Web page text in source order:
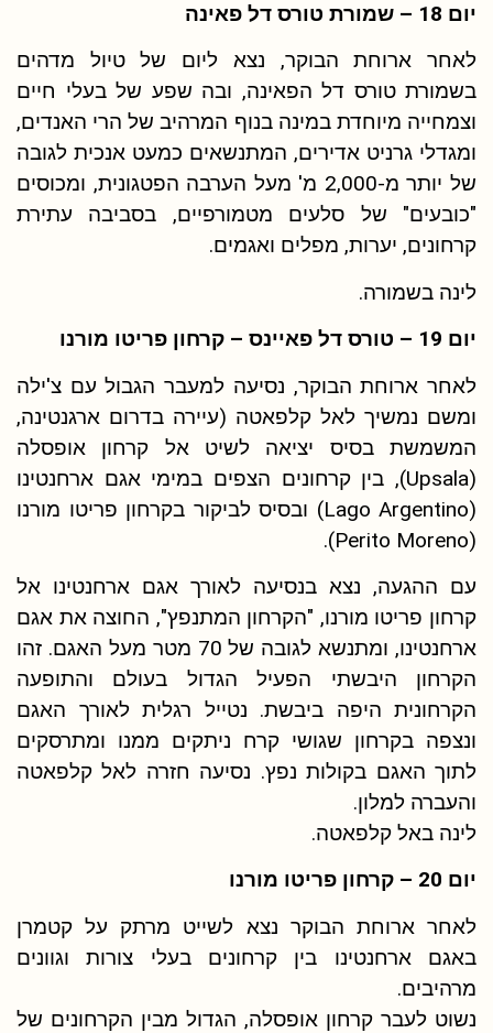
יום 18 – שמורת טורס דל פאינה
לאחר ארוחת הבוקר, נצא ליום של טיול מדהים
בשמורת טורס דל הפאינה, ובה שפע של בעלי חיים
וצמחייה מיוחדת במינה בנוף המרהיב של הרי האנדים,
ומגדלי גרניט אדירים, המתנשאים כמעט אנכית לגובה
של יותר מ-2,000 מ' מעל הערבה הפטגונית, ומכוסים
"כובעים" של סלעים מטמורפיים, בסביבה עתירת
קרחונים, יערות, מפלים ואגמים.
לינה בשמורה.
יום 19 – טורס דל פאיינס – קרחון פריטו מורנו
לאחר ארוחת הבוקר, נסיעה למעבר הגבול עם צ'ילה
ומשם נמשיך לאל קלפאטה (עיירה בדרום ארגנטינה,
המשמשת בסיס יציאה לשיט אל קרחון אופסלה
(Upsala), בין קרחונים הצפים במימי אגם ארחנטינו
(Lago Argentino) ובסיס לביקור בקרחון פריטו מורנו
(Perito Moreno).
עם ההגעה, נצא בנסיעה לאורך אגם ארחנטינו אל
קרחון פריטו מורנו, "הקרחון המתנפץ", החוצה את אגם
ארחנטינו, ומתנשא לגובה של 70 מטר מעל האגם. זהו
הקרחון היבשתי הפעיל הגדול בעולם והתופעה
הקרחונית היפה ביבשת. נטייל רגלית לאורך האגם
ונצפה בקרחון שגושי קרח ניתקים ממנו ומתרסקים
לתוך האגם בקולות נפץ. נסיעה חזרה לאל קלפאטה
והעברה למלון.
לינה באל קלפאטה.
יום 20 – קרחון פריטו מורנו
לאחר ארוחת הבוקר נצא לשייט מרתק על קטמרן
באגם ארחנטינו בין קרחונים בעלי צורות וגוונים
מרהיבים.
נשוט לעבר קרחון אופסלה, הגדול מבין הקרחונים של